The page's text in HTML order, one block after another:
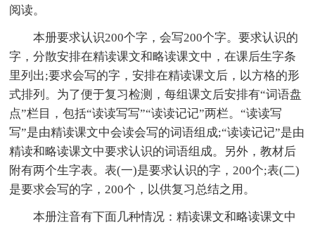
阅读。
本册要求认识200个字，会写200个字。要求认识的
字，分散安排在精读课文和略读课文中，在课后生字条
里列出;要求会写的字，安排在精读课文后，以方格的形
式排列。为了便于复习检测，每组课文后安排有“词语盘
点”栏目，包括“读读写写”“读读记记”两栏。“读读写
写”是由精读课文中会读会写的词语组成;“读读记记”是由
精读和略读课文中要求认识的词语组成。另外，教材后
附有两个生字表。表(一)是要求认识的字，200个;表(二)
是要求会写的字，200个，以供复习总结之用。
本册注音有下面几种情况：精读课文和略读课文中